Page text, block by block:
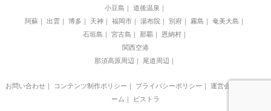
小豆島
道後温泉
阿蘇
出雲 博多 天神 福岡市 湯布院 別府 霧島
奄美大島
石垣島
宮古島 那覇
恩納村
関西空港
那須高原周辺
尾道周辺
お問い合わせ｜ コンテンツ制作ポリシー プライバシーポリシー 運営会社
ーム
ビストラ